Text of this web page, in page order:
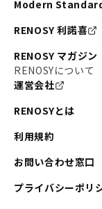
Modern
RENOSY 利諾喜
RENOSY マガジン
RENOSYについて
運営会社
RENOSYとは
利用規約
お問い合わせ窓口
プライバシーポリ